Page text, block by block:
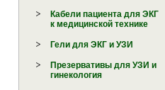
Кабели пациента для ЭКГ
к медицинской технике
Гели для ЭКГ и УЗИ
Презервативы для УЗИ и
гинекология